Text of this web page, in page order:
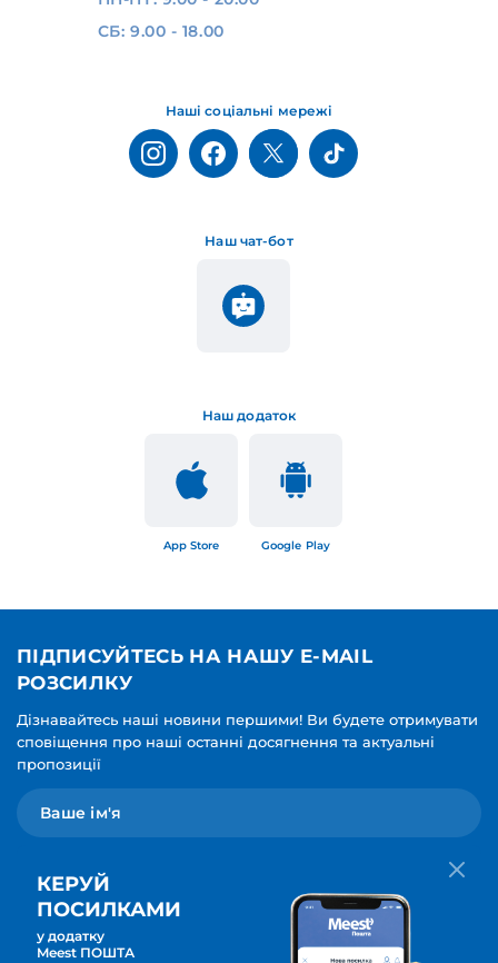
Наш додаток
App Store Google Play
Наш чат-бот
Наші соціальні мережі
СБ: 9.00 - 18.00
ПІДПИСУЙТЕСЬ НА НАШУ E-MAIL
РОЗСИЛКУ
Дізнавайтесь наші новини першими! Ви будете отримувати
сповіщення про наші останні досягнення та актуальні
пропозиції
Мова для вашої розсилки
КЕРУЙ
ПОСИЛКАМИ
у додатку
Meest ПОШТА